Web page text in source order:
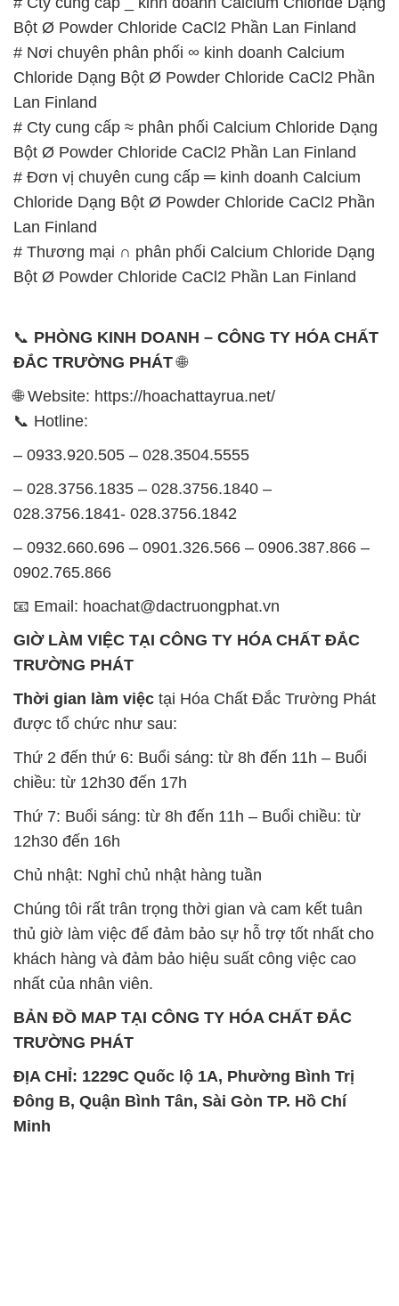
Bột Ø Powder Chloride CaCl2 Phần Lan Finland
# Nơi chuyên phân phối ∞ kinh doanh Calcium
Chloride Dạng Bột Ø Powder Chloride CaCl2 Phần
Lan Finland
# Cty cung cấp ≈ phân phối Calcium Chloride Dạng
Bột Ø Powder Chloride CaCl2 Phần Lan Finland
# Đơn vị chuyên cung cấp ═ kinh doanh Calcium
Chloride Dạng Bột Ø Powder Chloride CaCl2 Phần
Lan Finland
# Thương mại ∩ phân phối Calcium Chloride Dạng
Bột Ø Powder Chloride CaCl2 Phần Lan Finland
📞 PHÒNG KINH DOANH – CÔNG TY HÓA CHẤT
ĐẮC TRƯỜNG PHÁT🌐
🌐 Website: https://hoachattayrua.net/
📞 Hotline:
– 0933.920.505 – 028.3504.5555
– 028.3756.1835 – 028.3756.1840 –
028.3756.1841- 028.3756.1842
– 0932.660.696 – 0901.326.566 – 0906.387.866 –
0902.765.866
📧 Email: hoachat@dactruongphat.vn
GIỜ LÀM VIỆC TẠI CÔNG TY HÓA CHẤT ĐẮC
TRƯỜNG PHÁT
Thời gian làm việc tại Hóa Chất Đắc Trường Phát
được tổ chức như sau:
Thứ 2 đến thứ 6: Buổi sáng: từ 8h đến 11h – Buổi
chiều: từ 12h30 đến 17h
Thứ 7: Buổi sáng: từ 8h đến 11h – Buổi chiều: từ
12h30 đến 16h
Chủ nhật: Nghỉ chủ nhật hàng tuần
Chúng tôi rất trân trọng thời gian và cam kết tuân
thủ giờ làm việc để đảm bảo sự hỗ trợ tốt nhất cho
khách hàng và đảm bảo hiệu suất công việc cao
nhất của nhân viên.
BẢN ĐỒ MAP TẠI CÔNG TY HÓA CHẤT ĐẮC
TRƯỜNG PHÁT
ĐỊA CHỈ: 1229C Quốc lộ 1A, Phường Bình Trị
Đông B, Quận Bình Tân, Sài Gòn TP. Hồ Chí
Minh